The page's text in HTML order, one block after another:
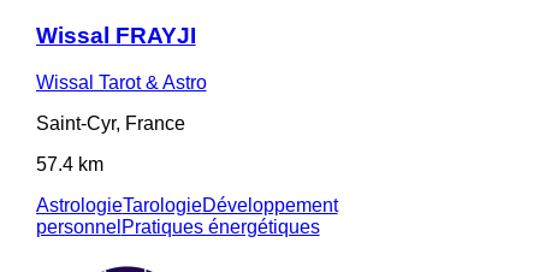
Wissal FRAYJI
Wissal Tarot & Astro
Saint-Cyr, France
57.4 km
AstrologieTarologieDéveloppement
personnel Pratiques énergétiques